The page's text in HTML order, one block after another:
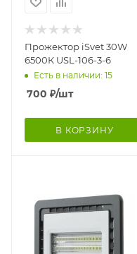
Прожектор iSvet 30W
6500К USL-106-3-6
Есть в наличии: 15
700 ₽/шт
В КОРЗИНУ